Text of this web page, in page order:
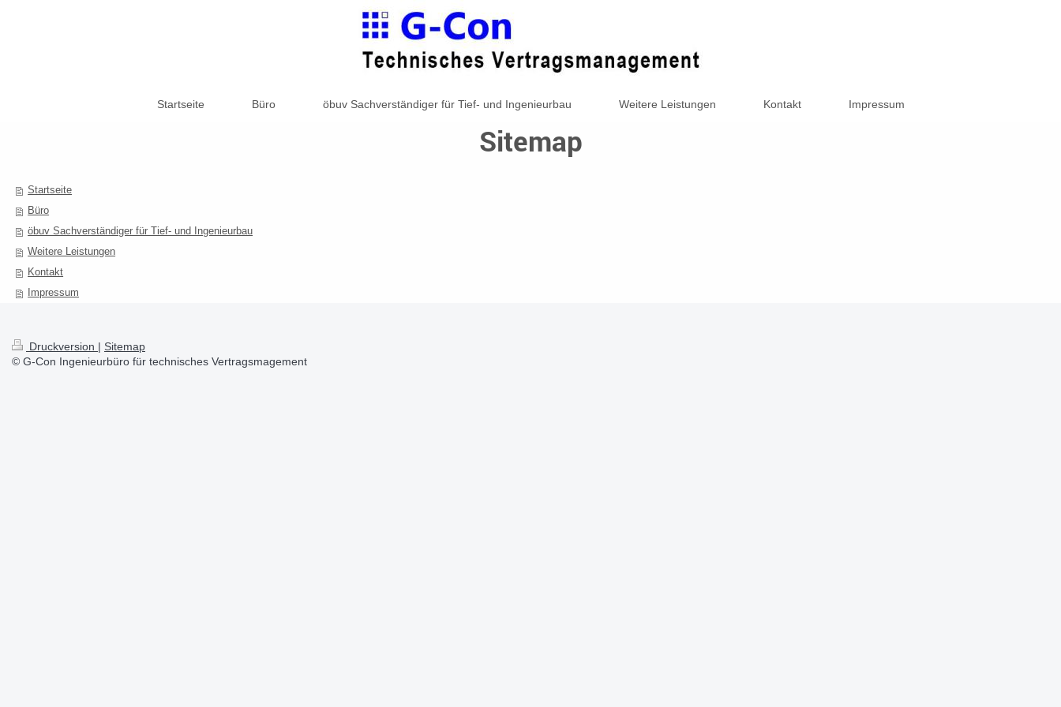
Startseite Büro öbuv Sachverständiger für Tief- und Ingenieurbau Weitere Leistungen Kontakt Impressum
Sitemap
Startseite
Büro
öbuv Sachverständiger für Tief- und Ingenieurbau
Weitere Leistungen
Kontakt
Impressum
Druckversion | Sitemap
© G-Con Ingenieurbüro für technisches Vertragsmagement